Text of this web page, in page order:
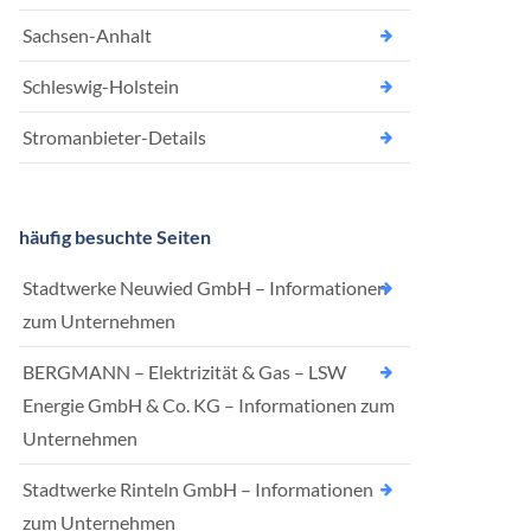
Sachsen-Anhalt
Schleswig-Holstein
Stromanbieter-Details
häufig besuchte Seiten
Stadtwerke Neuwied GmbH – Informationen
zum Unternehmen
BERGMANN – Elektrizität & Gas – LSW
Energie GmbH & Co. KG – Informationen zum
Unternehmen
Stadtwerke Rinteln GmbH – Informationen
zum Unternehmen